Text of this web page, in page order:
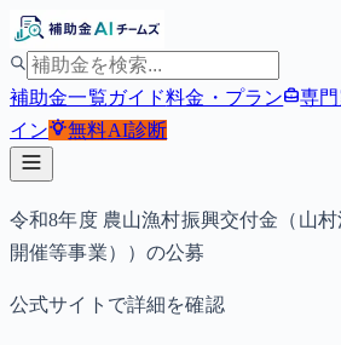
補助金一覧ガイド料金・プラン 専
イン
無料AI診断
令和8年度 農山漁村振興交付金（山
開催等事業））の公募
公式サイトで詳細を確認